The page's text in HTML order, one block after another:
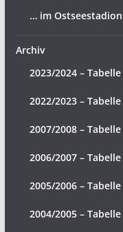
… im Ostseestadion
Archiv
2023/2024 – Tabelle
2022/2023 – Tabelle
2007/2008 – Tabelle
2006/2007 – Tabelle
2005/2006 – Tabelle
2004/2005 – Tabelle